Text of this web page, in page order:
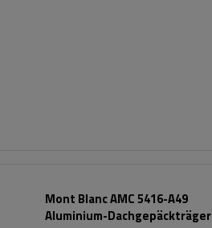
Mont Blanc AMC 5416-A49
Aluminium-